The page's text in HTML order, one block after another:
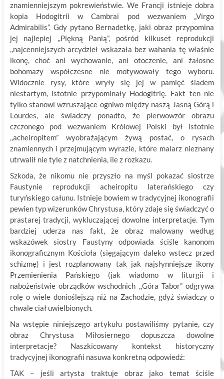
znamienniejszym pokrewieństwie. We Francji istnieje dobra
kopia Hodogitrii w Cambrai pod wezwaniem „Virgo
Admirabilis”. Gdy pytano Bernadetkę, jaki obraz przypomina
jej najlepiej ,,Piękną Panią”, pośród kilkuset reprodukcji
,,najcenniejszych arcydzieł wskazała bez wahania tę właśnie
ikonę, choć ani wychowanie, ani otoczenie, ani żałosne
bohomazy współczesne nie motywowały tego wyboru.
Widocznie rysy, które wryły się jej w pamięć śladem
niestartym, istotnie przypominały Hodogitrię. Fakt ten nie
tylko stanowi wzruszające ogniwo między naszą Jasną Górą i
Lourdes, ale świadczy ponadto, że pierwowzór obrazu
czczonego pod wezwaniem Królowej Polski był istotnie
,,acheiropitem” wyobrażającym żywą postać, o rysach
znamiennych i przejmującym wyrazie, które malarz nieznany
utrwalił nie tyle z natchnienia, ile z rozkazu.
Szkoda, że nikomu nie przyszło na myśl pokazać siostrze
Faustynie reprodukcji acheiropitu laterańskiego czy
turyńskiego całunu. Istnieje bowiem w tradycyjnej ikonografii
pewien typ wizerunków Chrystusa, który zdaje się świadczyć o
prastarej tradycji, wykluczającej dowolne interpretacje. Tym
bardziej uderza nas fakt, że obraz malowany według
wskazówek siostry Faustyny odpowiada ściśle kanonom
ikonograficznym Kościoła (sięgającym daleko wstecz przed
schizmę) i jest rozplanowany tak jak najsłynniejsze ikony
Przemienienia Pańskiego (jak wiadomo w liturgii i
nabożeństwie obrządków wschodnich ,,Góra Tabor” odgrywa
rolę o wiele donioślejszą niż na Zachodzie, gdyż świadczy o
chwale ciał uwielbionych.
Na wstępie niniejszego artykułu postawiliśmy pytanie, czy
obraz Chrystusa Miłosiernego dopuszcza dowolne
interpretacje? Naszkicowany kontekst historyczny
tradycyjnej ikonografii nasuwa konkretną odpowiedź:
TAK – jeśli artysta traktuje obraz jako temat ściśle